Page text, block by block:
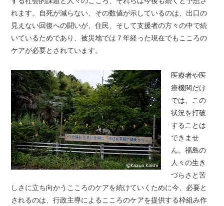
れます。自死が減らない、その数値が示しているのは、出口の
見えない回復への闘いが、住民、そして支援者の方々の中で続
いているためであり、被災地では７年経った現在でもこころの
ケアが必要とされています。
医療者や医
療機関だけ
では、この
状況を打破
することは
できませ
ん。福島の
人々の生き
づらさと苦
しさに立ち向かうこころのケアを続けていくために今、必要と
されるのは、行政主導によるこころのケアを提供する枠組み作